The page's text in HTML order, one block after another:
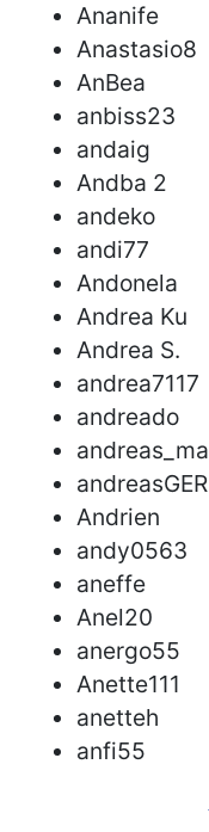
Ananife
Anastasio8
AnBea
anbiss23
andaig
Andba 2
andeko
andi77
Andonela
Andrea Ku
Andrea S.
andrea7117
andreado
andreas_ma
andreasGER
Andrien
andy0563
aneffe
Anel20
anergo55
Anette111
anetteh
anfi55